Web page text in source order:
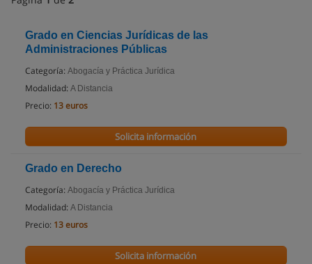
Grado en Ciencias Jurídicas de las
Administraciones Públicas
Categoría: Abogacía y Práctica Jurídica
Modalidad: A Distancia
Precio: 13 euros
Solicita información
Grado en Derecho
Categoría: Abogacía y Práctica Jurídica
Modalidad: A Distancia
Precio: 13 euros
Solicita información